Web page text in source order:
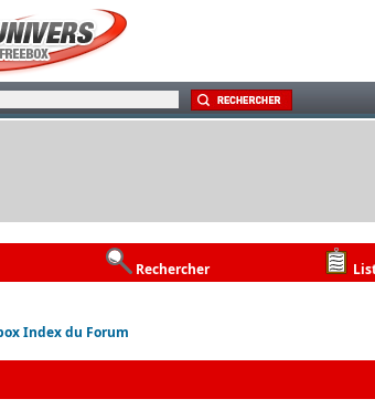
Rechercher
Index du Forum